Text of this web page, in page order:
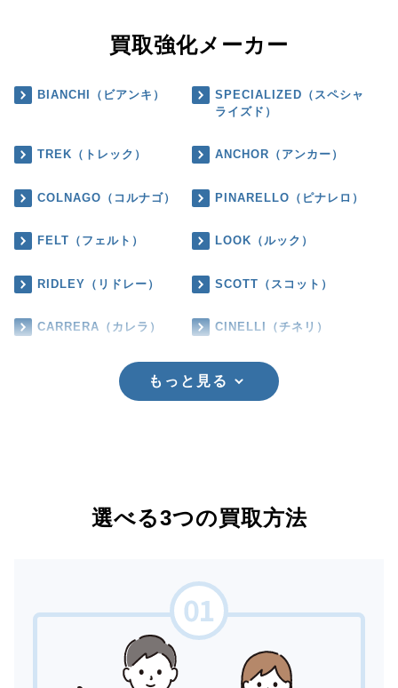
買取強化メーカー
BIANCHI（ビアンキ）
SPECIALIZED（スペシャ
ライズド）
TREK（トレック） ANCHOR（アンカー）
COLNAGO（コルナゴ） PINARELLO（ピナレロ）
FELT（フェルト） LOOK（ルック）
RIDLEY（リドレー） SCOTT（スコット）
CARRERA（カレラ） CINELLI（チネリ）
もっと見る
選べる3つの買取方法